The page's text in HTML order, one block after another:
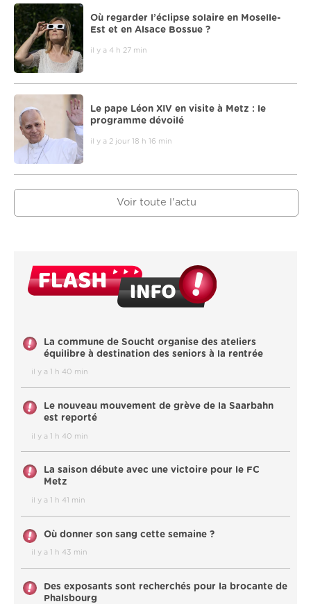
Où regarder l’éclipse solaire en Moselle-
Est et en Alsace Bossue ?
il y a 4 h 27 min
Le pape Léon XIV en visite à Metz : le
programme dévoilé
il y a 2 jour 18 h 16 min
Voir toute l'actu
La commune de Soucht organise des ateliers
équilibre à destination des seniors à la rentrée
il y a 1 h 40 min
Le nouveau mouvement de grève de la Saarbahn
est reporté
il y a 1 h 40 min
La saison débute avec une victoire pour le FC
Metz
il y a 1 h 41 min
Où donner son sang cette semaine ?
il y a 1 h 43 min
Des exposants sont recherchés pour la brocante de
Phalsbourg